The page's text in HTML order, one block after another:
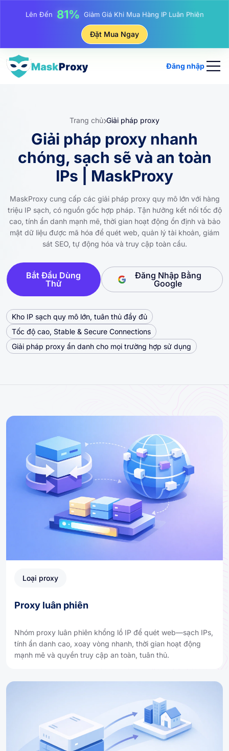
Lên Đến 17%Giảm Giá Thưởng Khi Nạp Tiền
25%Giảm Giá Khi Mua Hàng IP Tĩnh
Lên Đến
Đặt Mua Ngay
Đăng nhập
Trang chủ Giải pháp proxy
Giải pháp proxy nhanh
chóng, sạch sẽ và an toàn
IPs | MaskProxy
MaskProxy cung cấp các giải pháp proxy quy mô lớn với hàng
triệu IP sạch, có nguồn gốc hợp pháp. Tận hưởng kết nối tốc độ
cao, tính ẩn danh mạnh mẽ, thời gian hoạt động ổn định và bảo
mật dữ liệu được mã hóa để quét web, quản lý tài khoản, giám
sát SEO, tự động hóa và truy cập toàn cầu.
Bắt Đầu Dùng
Thử
Đăng Nhập Bằng
Google
Kho IP sạch quy mô lớn, tuân thủ đầy đủ
Tốc độ cao, Stable & Secure Connections
Giải pháp proxy ẩn danh cho mọi trường hợp sử dụng
Loại proxy
Proxy luân phiên
Nhóm proxy luân phiên khổng lồ IP để quét web—sạch IPs,
tính ẩn danh cao, xoay vòng nhanh, thời gian hoạt động
mạnh mẽ và quyền truy cập an toàn, tuân thủ.